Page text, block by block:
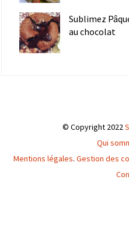
Sublimez
au chocolat
© Copyright 2022
Qui
Mentions légales. Gestion des